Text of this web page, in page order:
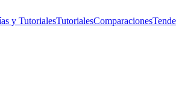
y TutorialesTutorialesComparaciones